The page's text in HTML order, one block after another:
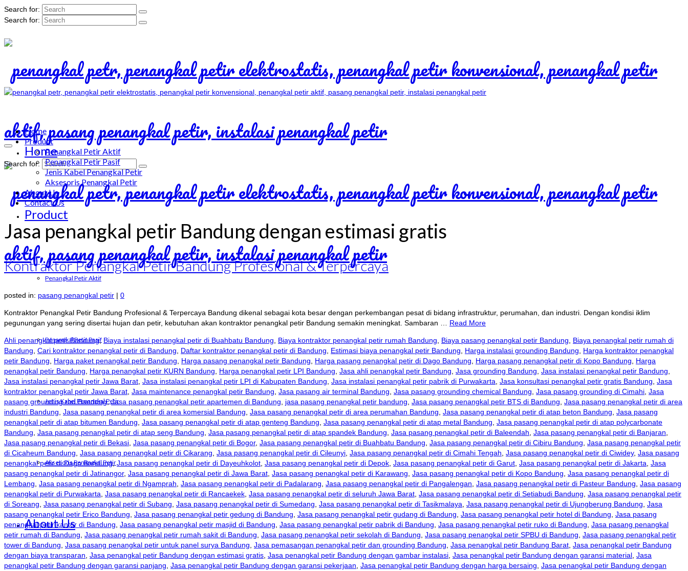
Search for:
Search for:
Home
Product
Penangkal Petir Aktif
Penangkal Petir Pasif
Jenis Kabel Penangkal Petir
Aksesoris Penangkal Petir
About Us
Search for:
Home
Product
Penangkal Petir Aktif
Penangkal Petir Pasif
Jenis Kabel Penangkal Petir
Aksesoris Penangkal Petir
About Us
Contact Us
Jasa penangkal petir Bandung dengan estimasi gratis
Kontraktor Penangkal Petir Bandung Profesional & Terpercaya
posted in: pasang penangkal petir | 0
Kontraktor Penangkal Petir Bandung Profesional & Terpercaya Bandung dikenal sebagai kota besar dengan perkembangan pesat di bidang infrastruktur, perumahan, dan industri. Dengan kondisi iklim
pegunungan yang sering disertai hujan dan petir, kebutuhan akan kontraktor penangkal petir Bandung semakin meningkat. Sambaran … Read More
Ahli penangkal petir Bandung, Biaya instalasi penangkal petir di Buahbatu Bandung, Biaya kontraktor penangkal petir rumah Bandung, Biaya pasang penangkal petir Bandung, Biaya penangkal petir rumah di
Bandung, Cari kontraktor penangkal petir di Bandung, Daftar kontraktor penangkal petir di Bandung, Estimasi biaya penangkal petir Bandung, Harga instalasi grounding Bandung, Harga kontraktor penangkal
petir Bandung, Harga paket penangkal petir Bandung, Harga pasang penangkal petir Bandung, Harga pasang penangkal petir di Dago Bandung, Harga pasang penangkal petir di Kopo Bandung, Harga
penangkal petir Bandung, Harga penangkal petir KURN Bandung, Harga penangkal petir LPI Bandung, Jasa ahli penangkal petir Bandung, Jasa grounding Bandung, Jasa instalasi penangkal petir Bandung,
Jasa instalasi penangkal petir Jawa Barat, Jasa instalasi penangkal petir LPI di Kabupaten Bandung, Jasa instalasi penangkal petir pabrik di Purwakarta, Jasa konsultasi penangkal petir gratis Bandung, Jasa
kontraktor penangkal petir Jawa Barat, Jasa maintenance penangkal petir Bandung, Jasa pasang air terminal Bandung, Jasa pasang grounding chemical Bandung, Jasa pasang grounding di Cimahi, Jasa
pasang grounding rod Bandung,Jasa pasang penangkal petir apartemen di Bandung, jasa pasang penangkal petir bandung, Jasa pasang penangkal petir BTS di Bandung, Jasa pasang penangkal petir di area
industri Bandung, Jasa pasang penangkal petir di area komersial Bandung, Jasa pasang penangkal petir di area perumahan Bandung, Jasa pasang penangkal petir di atap beton Bandung, Jasa pasang
penangkal petir di atap bitumen Bandung, Jasa pasang penangkal petir di atap genteng Bandung, Jasa pasang penangkal petir di atap metal Bandung, Jasa pasang penangkal petir di atap polycarbonate
Bandung, Jasa pasang penangkal petir di atap seng Bandung, Jasa pasang penangkal petir di atap spandek Bandung, Jasa pasang penangkal petir di Baleendah, Jasa pasang penangkal petir di Banjaran,
Jasa pasang penangkal petir di Bekasi, Jasa pasang penangkal petir di Bogor, Jasa pasang penangkal petir di Buahbatu Bandung, Jasa pasang penangkal petir di Cibiru Bandung, Jasa pasang penangkal petir
di Cicaheum Bandung, Jasa pasang penangkal petir di Cikarang, Jasa pasang penangkal petir di Cileunyi, Jasa pasang penangkal petir di Cimahi Tengah, Jasa pasang penangkal petir di Ciwidey, Jasa pasang
penangkal petir di Dago Bandung,Jasa pasang penangkal petir di Dayeuhkolot, Jasa pasang penangkal petir di Depok, Jasa pasang penangkal petir di Garut, Jasa pasang penangkal petir di Jakarta, Jasa
pasang penangkal petir di Jatinangor, Jasa pasang penangkal petir di Jawa Barat, Jasa pasang penangkal petir di Karawang, Jasa pasang penangkal petir di Kopo Bandung, Jasa pasang penangkal petir di
Lembang, Jasa pasang penangkal petir di Ngamprah, Jasa pasang penangkal petir di Padalarang, Jasa pasang penangkal petir di Pangalengan, Jasa pasang penangkal petir di Pasteur Bandung, Jasa pasang
penangkal petir di Purwakarta, Jasa pasang penangkal petir di Rancaekek, Jasa pasang penangkal petir di seluruh Jawa Barat, Jasa pasang penangkal petir di Setiabudi Bandung, Jasa pasang penangkal petir
di Soreang, Jasa pasang penangkal petir di Subang, Jasa pasang penangkal petir di Sumedang, Jasa pasang penangkal petir di Tasikmalaya, Jasa pasang penangkal petir di Ujungberung Bandung, Jasa
pasang penangkal petir Erico Bandung, Jasa pasang penangkal petir gedung di Bandung, Jasa pasang penangkal petir gudang di Bandung, Jasa pasang penangkal petir hotel di Bandung, Jasa pasang
penangkal petir kantor di Bandung, Jasa pasang penangkal petir masjid di Bandung, Jasa pasang penangkal petir pabrik di Bandung, Jasa pasang penangkal petir ruko di Bandung, Jasa pasang penangkal
petir rumah di Bandung, Jasa pasang penangkal petir rumah sakit di Bandung, Jasa pasang penangkal petir sekolah di Bandung, Jasa pasang penangkal petir SPBU di Bandung, Jasa pasang penangkal petir
tower di Bandung, Jasa pasang penangkal petir untuk panel surya Bandung, Jasa pemasangan penangkal petir dan grounding Bandung, Jasa penangkal petir Bandung Barat, Jasa penangkal petir Bandung
dengan biaya transparan, Jasa penangkal petir Bandung dengan estimasi gratis, Jasa penangkal petir Bandung dengan gambar instalasi, Jasa penangkal petir Bandung dengan garansi material, Jasa
penangkal petir Bandung dengan garansi panjang, Jasa penangkal petir Bandung dengan garansi pekerjaan, Jasa penangkal petir Bandung dengan harga bersaing, Jasa penangkal petir Bandung dengan